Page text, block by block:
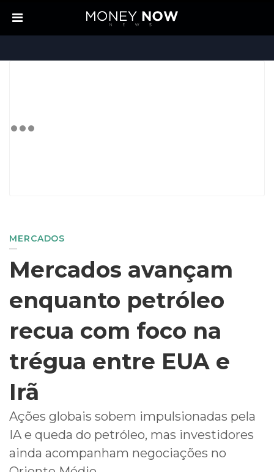
MERCADOS
Mercados avançam
enquanto petróleo
recua com foco na
trégua entre EUA e
Irã
Ações globais sobem impulsionadas pela
IA e queda do petróleo, mas investidores
ainda acompanham negociações no